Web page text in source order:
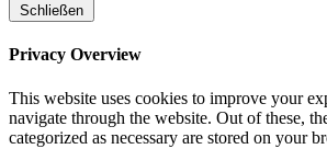
Schließen
Privacy Overview
This website uses cookies to improve your
navigate through the website. Out of these,
categorized as necessary are stored on your